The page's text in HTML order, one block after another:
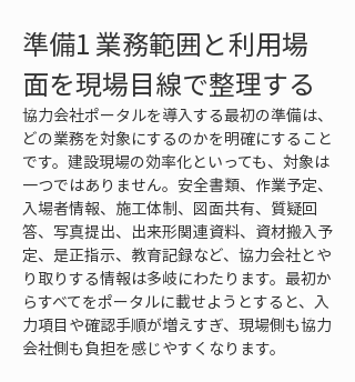
準備1 業務範囲と利用場
面を現場目線で整理する
協力会社ポータルを導入する最初の準備は、
どの業務を対象にするのかを明確にすること
です。建設現場の効率化といっても、対象は
一つではありません。安全書類、作業予定、
入場者情報、施工体制、図面共有、質疑回
答、写真提出、出来形関連資料、資材搬入予
定、是正指示、教育記録など、協力会社とや
り取りする情報は多岐にわたります。最初か
らすべてをポータルに載せようとすると、入
力項目や確認手順が増えすぎ、現場側も協力
会社側も負担を感じやすくなります。